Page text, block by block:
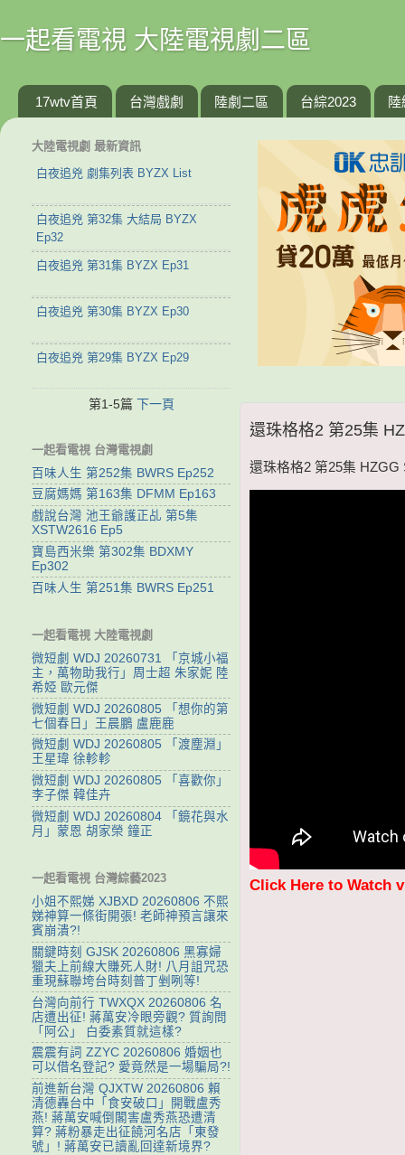
一起看電視 大陸電視劇二區
17wtv首頁 台灣戲劇 陸劇二區 台綜2023 陸
還珠格格2 第25集
還珠格格2 第25集 HZGG
Click Here to Watch
大陸電視劇 最新資訊
白夜追兇 劇集列表 BYZX List
白夜追兇 第32集 大結局 BYZX
Ep32
白夜追兇 第31集 BYZX Ep31
白夜追兇 第30集 BYZX Ep30
白夜追兇 第29集 BYZX Ep29
第1-5篇 下一頁
一起看電視 台灣電視劇
百味人生 第252集 BWRS Ep252
豆腐媽媽 第163集 DFMM Ep163
戲說台灣 池王爺護正乩 第5集
XSTW2616 Ep5
寶島西米樂 第302集 BDXMY
Ep302
百味人生 第251集 BWRS Ep251
一起看電視 大陸電視劇
微短劇 WDJ 20260731 「京城小福
主，萬物助我行」周士超 朱家妮 陸
希婭 歐元傑
微短劇 WDJ 20260805 「想你的第
七個春日」王晨鵬 盧鹿鹿
微短劇 WDJ 20260805 「渡塵淵」
王星瑋 徐軫軫
微短劇 WDJ 20260805 「喜歡你」
李子傑 韓佳卉
微短劇 WDJ 20260804 「鏡花與水
月」蒙恩 胡家榮 鐘正
一起看電視 台灣綜藝2023
小姐不熙娣 XJBXD 20260806 不熙
娣神算一條街開張! 老師神預言讓來
賓崩潰?!
關鍵時刻 GJSK 20260806 黑寡婦
獵夫上前線大賺死人財! 八月詛咒恐
重現蘇聯垮台時刻普丁剉咧等!
台灣向前行 TWXQX 20260806 名
店遭出征! 蔣萬安冷眼旁觀? 質詢問
「阿公」 白委素質就這樣?
震震有詞 ZZYC 20260806 婚姻也
可以借名登記? 愛竟然是一場騙局?!
前進新台灣 QJXTW 20260806 賴
清德轟台中「食安破口」開戰盧秀
燕! 蔣萬安喊倒閣害盧秀燕恐遭清
算? 蔣粉暴走出征饒河名店「東發
號」! 蔣萬安已讀亂回達新境界?